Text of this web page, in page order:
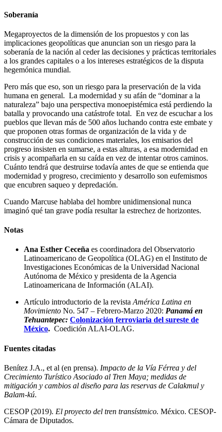
Soberanía
Megaproyectos de la dimensión de los propuestos y con las
implicaciones geopolíticas que anuncian son un riesgo para la
soberanía de la nación al ceder las decisiones y prácticas territoriales
a los grandes capitales o a los intereses estratégicos de la disputa
hegemónica mundial.
Pero más que eso, son un riesgo para la preservación de la vida
humana en general. La modernidad y su afán de “dominar a la
naturaleza” bajo una perspectiva monoepistémica está perdiendo la
batalla y provocando una catástrofe total. En vez de escuchar a los
pueblos que llevan más de 500 años luchando contra este embate y
que proponen otras formas de organización de la vida y de
construcción de sus condiciones materiales, los emisarios del
progreso insisten en sumarse, a estas alturas, a esa modernidad en
crisis y acompañarla en su caída en vez de intentar otros caminos.
Cuánto tendrá que destruirse todavía antes de que se entienda que
modernidad y progreso, crecimiento y desarrollo son eufemismos
que encubren saqueo y depredación.
Cuando Marcuse hablaba del hombre unidimensional nunca
imaginó qué tan grave podía resultar la estrechez de horizontes.
Notas
Ana Esther Ceceña es coordinadora del Observatorio
Latinoamericano de Geopolítica (OLAG) en el Instituto de
Investigaciones Económicas de la Universidad Nacional
Autónoma de México y presidenta de la Agencia
Latinoamericana de Información (ALAI).
Artículo introductorio de la revista América Latina en
Movimiento No. 547 – Febrero-Marzo 2020: Panamá en
Tehuantepec: Colonización ferroviaria del sureste de
México. Coedición ALAI-OLAG.
Fuentes citadas
Benítez J.A., et al (en prensa). Impacto de la Vía Férrea y del
Crecimiento Turístico Asociado al Tren Maya; medidas de
mitigación y cambios al diseño para las reservas de Calakmul y
Balam-kú.
CESOP (2019). El proyecto del tren transístmico. México. CESOP-
Cámara de Diputados.